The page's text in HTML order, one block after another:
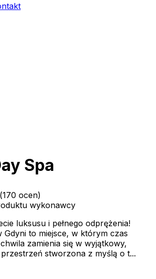
Spa
(170 ocen)
wykonawcy
luksusu i pełnego odprężenia!
Gdyni to miejsce, w którym czas
zamienia się w wyjątkowy,
stworzona z myślą o t...